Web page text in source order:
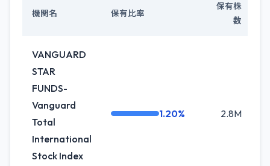
機関名 保有比率
保有株
数
VANGUARD
STAR
FUNDS-
Vanguard
Total
International
Stock Index
1.20% 2.8M